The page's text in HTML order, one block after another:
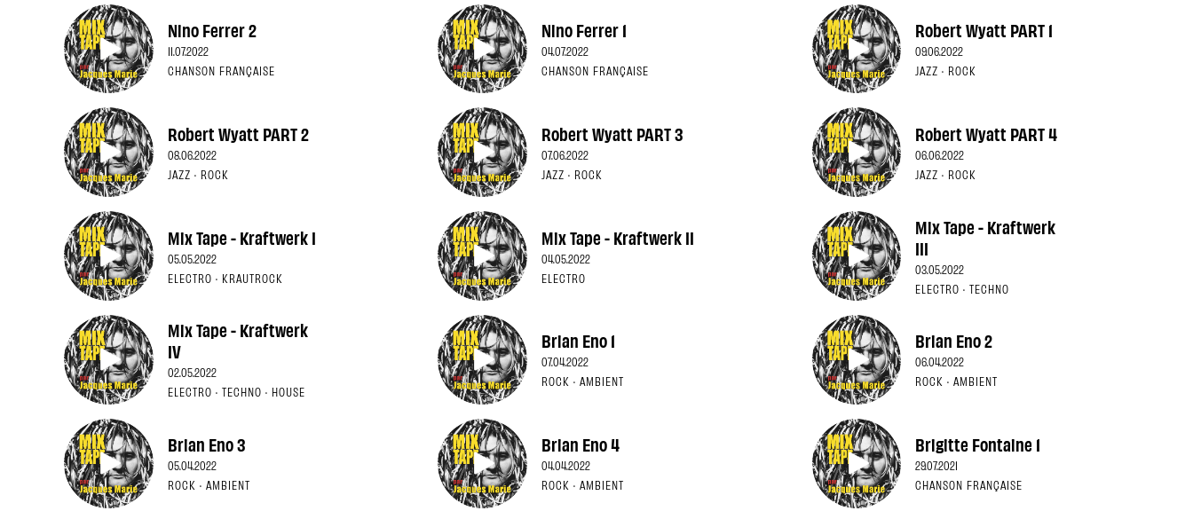
Nino Ferrer 2
11.07.2022
CHANSON FRANÇAISE
Nino Ferrer 1
04.07.2022
CHANSON FRANÇAISE
Robert Wyatt PART 1
09.06.2022
JAZZ · ROCK
Robert Wyatt PART 2
08.06.2022
JAZZ · ROCK
Robert Wyatt PART 3
07.06.2022
JAZZ · ROCK
Robert Wyatt PART 4
06.06.2022
JAZZ · ROCK
Mix Tape - Kraftwerk I
05.05.2022
ELECTRO · KRAUTROCK
Mix Tape - Kraftwerk II
04.05.2022
ELECTRO
Mix Tape - Kraftwerk
III
03.05.2022
ELECTRO · TECHNO
Mix Tape - Kraftwerk
IV
02.05.2022
ELECTRO · TECHNO · HOUSE
Brian Eno 1
07.04.2022
ROCK · AMBIENT
Brian Eno 2
06.04.2022
ROCK · AMBIENT
Brian Eno 3
05.04.2022
ROCK · AMBIENT
Brian Eno 4
04.04.2022
ROCK · AMBIENT
Brigitte Fontaine 1
29.07.2021
CHANSON FRANÇAISE